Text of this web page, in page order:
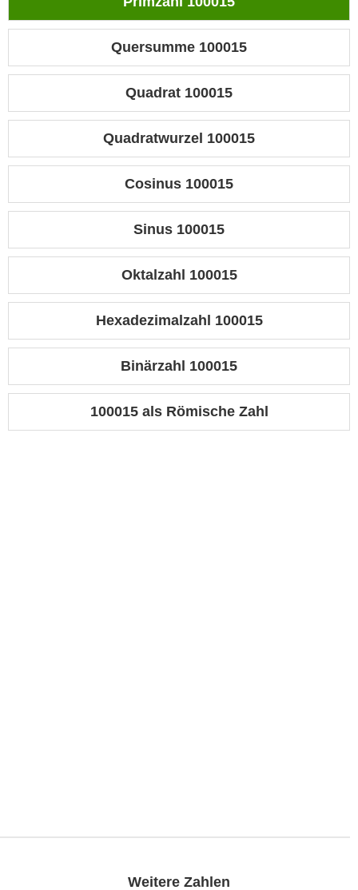
Quersumme 100015
Quadrat 100015
Quadratwurzel 100015
Cosinus 100015
Sinus 100015
Oktalzahl 100015
Hexadezimalzahl 100015
Binärzahl 100015
100015 als Römische Zahl
Weitere Zahlen